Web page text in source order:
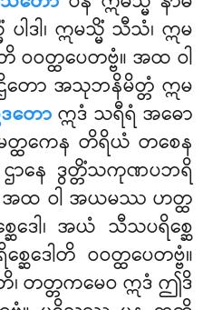
ါဒါ၊ ဣမသ္မိံ သီသံ၊ ဣမ
ဝဝတ္ထပေတဗ္ဗံ။ အထ ဝါ
ော အသုဘနိမိတ္တံ ဣမ
ဒတောဣဒံသရီရံ အဓော
တ္ထကေန တိရိယံ တစေန
စ ဌာနေ ဒွတ္တိံသကုဏပဘရိ
အထ ဝါ အယမဿ ဟတ္ထ
ဆေဒေါ၊ အယံ သီသပရိစ္ဆေ
ေဒေါတိ ဝဝတ္ထပေတဗ္ဗံ။
၊ တတ္တကမေဝ ဣဒံ ဤဒိ